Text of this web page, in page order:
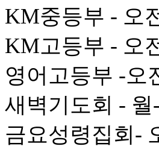
KM중등부 - 오
KM고등부 - 오
영어고등부 -오
새벽기도회 -
금요성령집회-